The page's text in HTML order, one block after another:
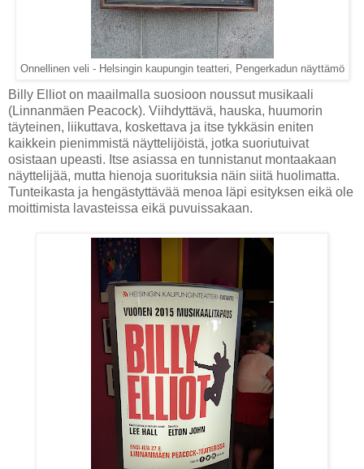
Onnellinen veli - Helsingin kaupungin teatteri, Pengerkadun näyttämö
Billy Elliot on maailmalla suosioon noussut musikaali
(Linnanmäen Peacock). Viihdyttävä, hauska, huumorin
täyteinen, liikuttava, koskettava ja itse tykkäsin eniten
kaikkein pienimmistä näyttelijöistä, jotka suoriutuivat
osistaan upeasti. Itse asiassa en tunnistanut montaakaan
näyttelijää, mutta hienoja suorituksia näin siitä huolimatta.
Tunteikasta ja hengästyttävää menoa läpi esityksen eikä ole
moittimista lavasteissa eikä puvuissakaan.